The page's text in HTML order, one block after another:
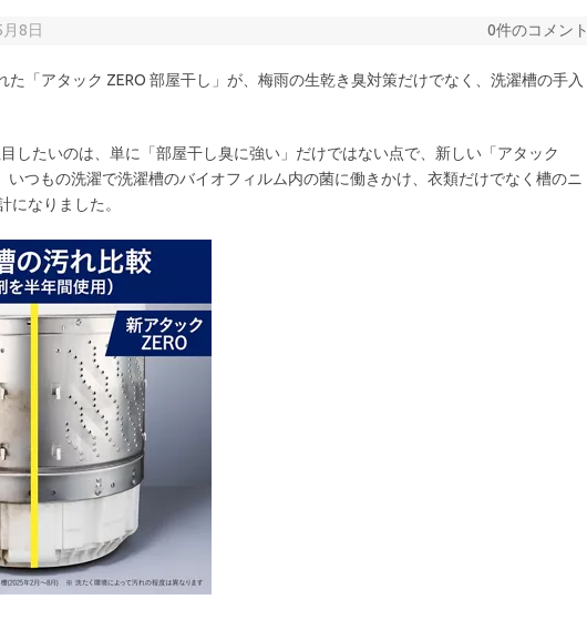
8日 0件のコメント
た「アタック ZERO 部屋干し」が、梅雨の生乾き臭対策だけでなく、洗濯槽の手入
したいのは、単に「部屋干し臭に強い」だけではない点で、新しい「アタック
いつもの洗濯で洗濯槽のバイオフィルム内の菌に働きかけ、衣類だけでなく槽のニ
になりました。